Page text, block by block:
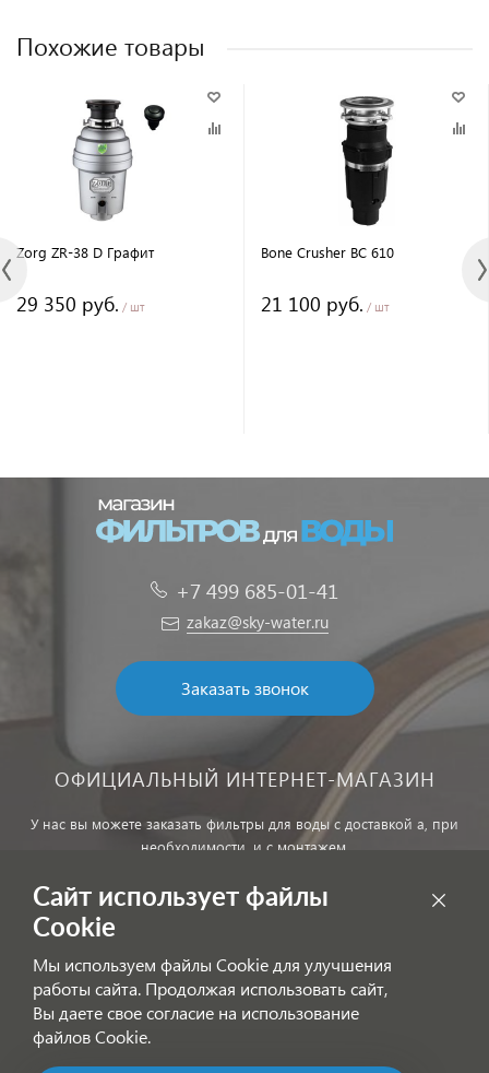
Похожие товары
Zorg ZR-38 D Графит
29 350 руб. / шт
Bone Crusher BC 610
21 100 руб. / шт
+7 499 685-01-41
zakaz@sky-water.ru
Заказать звонок
ОФИЦИАЛЬНЫЙ ИНТЕРНЕТ-МАГАЗИН
У нас вы можете заказать фильтры для воды с доставкой а, при
необходимости, и с монтажем.
офертой!
Согласие на получение информационных рассылок
Сайт использует файлы
Cookie
Мы используем файлы Cookie для улучшения
работы сайта. Продолжая использовать сайт,
Вы даете свое согласие на использование
файлов Cookie.